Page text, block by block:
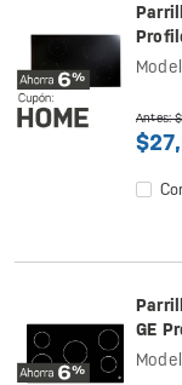
Antes:
GE